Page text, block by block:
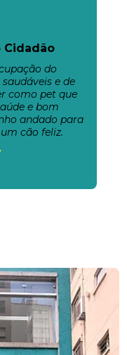
Cidadão
do
e de
como pet que
e bom
andado para
cão feliz.